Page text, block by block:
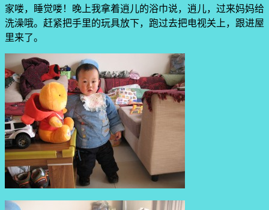
家喽，睡觉喽！晚上我拿着逍儿的浴巾说，逍儿，过来妈妈给
洗澡哦。赶紧把手里的玩具放下，跑过去把电视关上，跟进屋
里来了。